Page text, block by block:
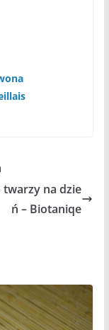
na dzie
ń – Biotaniqe